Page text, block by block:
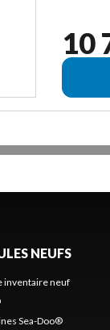
10
NEUFS
inventaire neuf
Sea-Doo®